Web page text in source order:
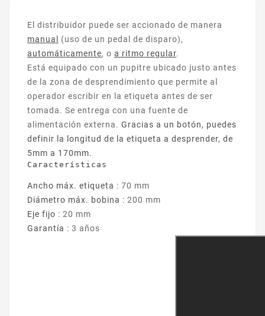
El distribuidor puede ser accionado de manera
manual
(uso de un pedal de disparo),
automáticamente, o a ritmo regular.
Está equipado con un pupitre ubicado justo antes
de la zona de desprendimiento que permite al
operador escribir en la etiqueta antes de ser
tomada. Se entrega con una fuente de
alimentación externa. Gracias a un botón, puedes
definir la longitud de la etiqueta a desprender, de
5mm a 170mm.
Características
Ancho máx. etiqueta : 70 mm
Diámetro máx. bobina : 200 mm
Eje fijo : 20 mm
Garantía : 3 años